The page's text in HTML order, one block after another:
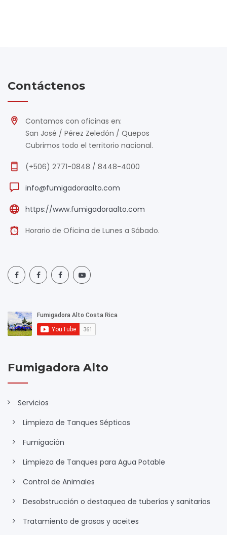
Contáctenos
Contamos con oficinas en:
San José / Pérez Zeledón / Quepos
Cubrimos todo el territorio nacional.
(+506) 2771-0848 / 8448-4000
info@fumigadoraalto.com
https://www.fumigadoraalto.com
Horario de Oficina de Lunes a Sábado.
Fumigadora Alto
Servicios
Limpieza de Tanques Sépticos
Fumigación
Limpieza de Tanques para Agua Potable
Control de Animales
Desobstrucción o destaqueo de tuberías y sanitarios
Tratamiento de grasas y aceites